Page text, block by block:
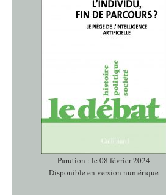
Parution : le 08 février 2024
Disponible en version numérique